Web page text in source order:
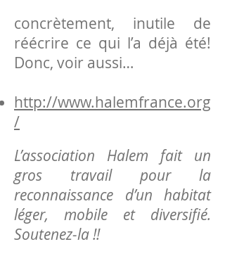
concrètement, inutile de
réécrire ce qui l’a déjà été!
Donc, voir aussi…
http://www.halemfrance.org
/
L’association Halem fait un
gros travail pour la
reconnaissance d’un habitat
léger, mobile et diversifié.
Soutenez-la !!